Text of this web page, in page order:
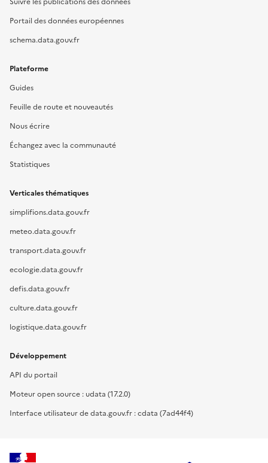
Portail des données européennes
schema.data.gouv.fr
Plateforme
Guides
Feuille de route et nouveautés
Nous écrire
Échangez avec la communauté
Statistiques
Verticales thématiques
simplifions.data.gouv.fr
meteo.data.gouv.fr
transport.data.gouv.fr
ecologie.data.gouv.fr
defis.data.gouv.fr
culture.data.gouv.fr
logistique.data.gouv.fr
Développement
API du portail
Moteur open source : udata (17.2.0)
Interface utilisateur de data.gouv.fr : cdata (7ad44f4)